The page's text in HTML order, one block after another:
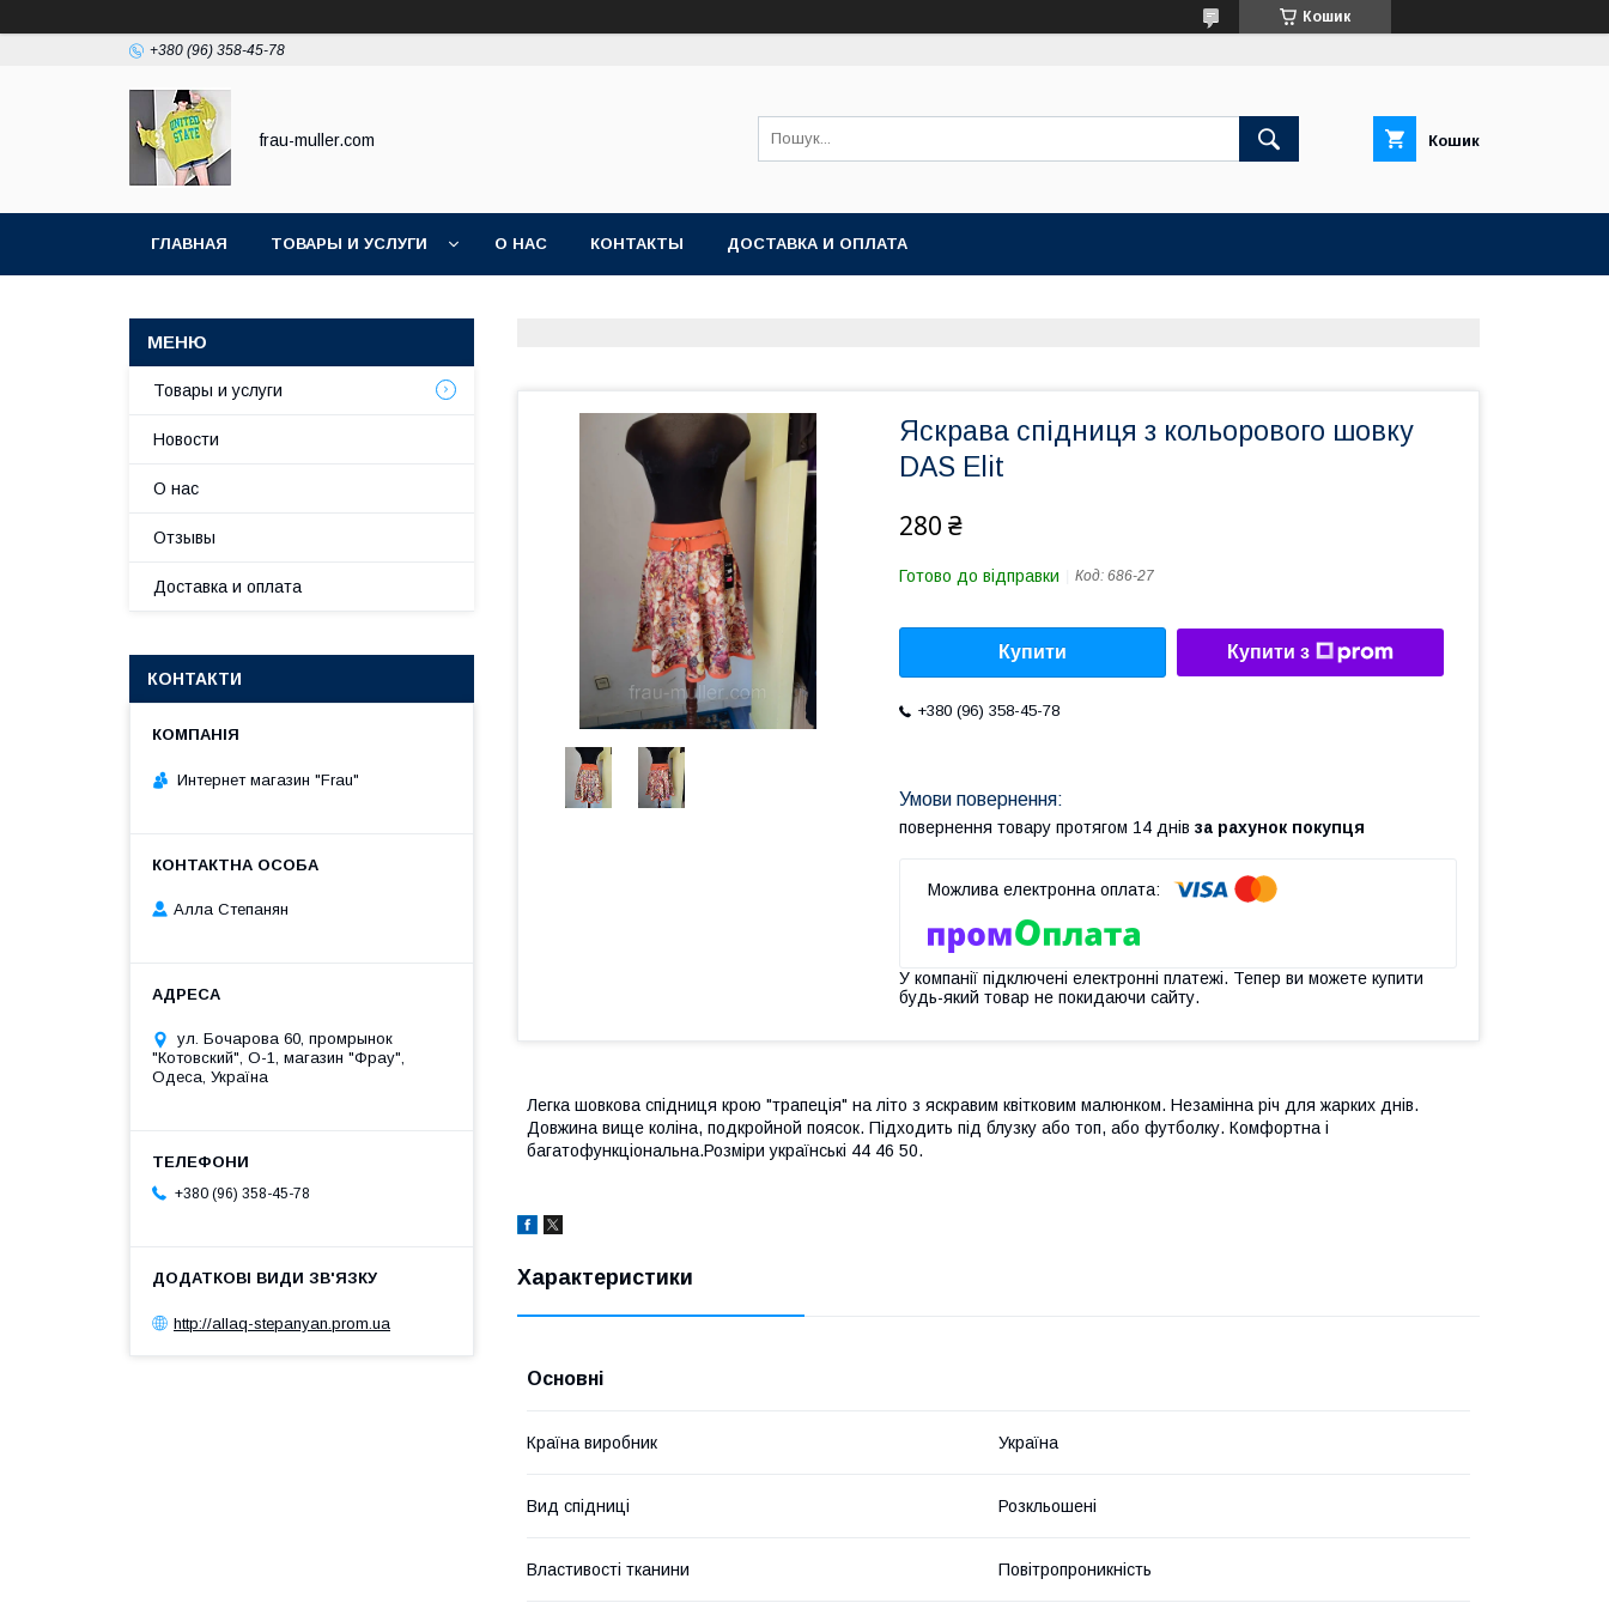
Кошик
+380 (96) 358-45-78
frau-muller.com Кошик
ГЛАВНАЯ ТОВАРЫ И УСЛУГИ О НАС КОНТАКТЫ ДОСТАВКА И ОПЛАТА
Яскрава спідниця з кольорового шовку
DAS Elit
280 ₴
Готово до відправки Код: 686-27
Купити Купити з
+380 (96) 358-45-78
повернення товару протягом 14 днів за рахунок покупця
У компанії підключені електронні платежі. Тепер ви можете купити
будь-який товар не покидаючи сайту.
Легка шовкова спідниця крою "трапеція" на літо з яскравим квітковим малюнком. Незамінна річ для жарких днів.
Довжина вище коліна, подкройной поясок. Підходить під блузку або топ, або футболку. Комфортна і
багатофункціональна.Розміри українські 44 46 50.
Характеристики
Основні
Країна виробник Україна
Вид спідниці Розкльошені
Властивості тканини Повітропроникність
Товары и услуги
Новости
О нас
Отзывы
Доставка и оплата
КОНТАКТИ
Интернет магазин "Frau"
Алла Степанян
ул. Бочарова 60, промрынок
"Котовский", О-1, магазин "Фрау",
Одеса, Україна
+380 (96) 358-45-78
http://allaq-stepanyan.prom.ua